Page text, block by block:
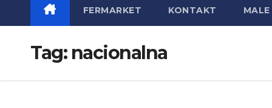
FERMARKET KONTAKT MALE
Tag: nacionalna